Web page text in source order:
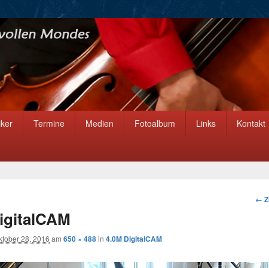
Termine Medien Fotoalbum Links Kontakt
←
28, 2016 am 650 × 488in 4.0M DigitalCAM